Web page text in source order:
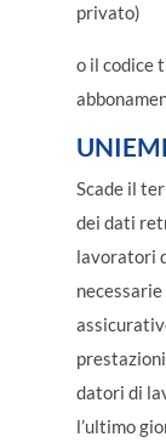
privato)
o il codice
Scade il
dei dati
lavoratori
datori di
l’ultimo